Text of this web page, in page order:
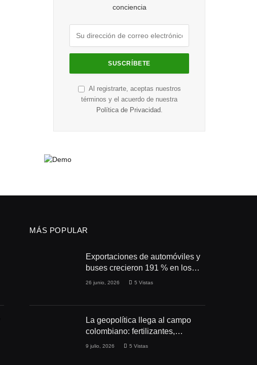
conciencia
Al registrarte, aceptas nuestros
términos y el acuerdo de nuestra
Política de Privacidad
MÁS POPULAR
Exportaciones de automóviles y
buses crecieron 191 % en los
primeros cuatro meses de 2026
26 junio, 2026 5Vistas
La geopolítica llega al campo
colombiano: fertilizantes,
conflictos y seguridad
9 julio, 2026 5Vistas